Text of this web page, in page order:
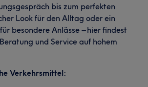
bis zum perfekten
Look für den Alltag oder ein
besondere Anlässe – hier findest
und Service auf hohem
Verkehrsmittel: